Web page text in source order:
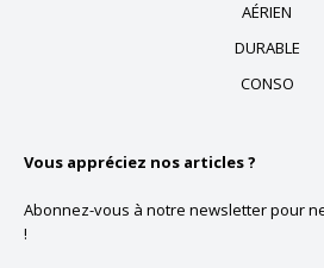
AÉRIEN
DURABLE
CONSO
Vous appréciez nos articles ?
Abonnez-vous à notre newsletter pour
!